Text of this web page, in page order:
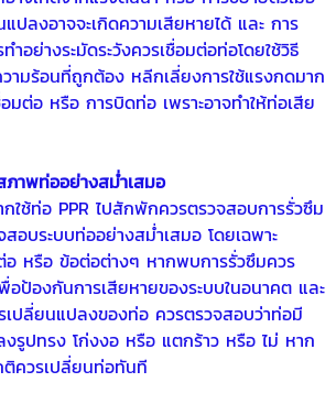
ลงอาจจะเกิดความเสียหายได้ และ การ
ำอย่างระมัดระวังควรเชื่อมต่อท่อโดยใช้วิธี
ามร้อนที่ถูกต้อง หลีกเลี่ยงการใช้แรงกดมาก
อมต่อ หรือ การบิดท่อ เพราะอาจทำให้ท่อเสีย
าพท่ออย่างสม่ำเสมอ
กใช้ท่อ PPR ไปสักพักควรตรวจสอบการรั่วซึม
อบระบบท่ออย่างสม่ำเสมอ โดยเฉพาะ
อ หรือ ข้อต่อต่างๆ หากพบการรั่วซึมควร
ป้องกันการเสียหายของระบบในอนาคต และ
เปลี่ยนแปลงของท่อ ควรตรวจสอบว่าท่อมี
รูปทรง โก่งงอ หรือ แตกร้าว หรือ ไม่ หาก
ควรเปลี่ยนท่อทันที